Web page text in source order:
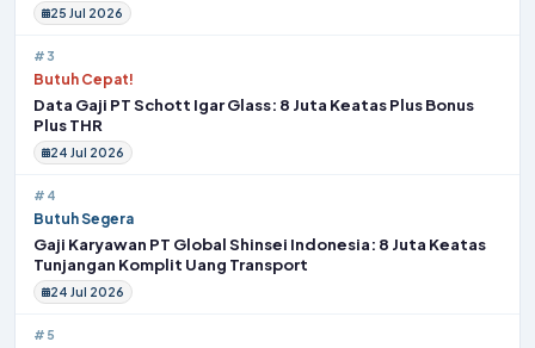
25 Jul 2026
#3
Butuh Cepat!
Data Gaji PT Schott Igar Glass: 8 Juta Keatas Plus Bonus
Plus THR
24 Jul 2026
#4
Butuh Segera
Gaji Karyawan PT Global Shinsei Indonesia: 8 Juta Keatas
Tunjangan Komplit Uang Transport
24 Jul 2026
#5